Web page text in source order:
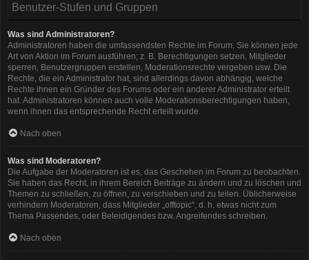
Benutzer-Stufen und Gruppen
Was sind Administratoren?
Administratoren haben die umfassendsten Rechte im Forum. Sie können jede
Art von Aktion im Forum ausführen; z. B. Berechtigungen setzen, Mitglieder
sperren, Benutzergruppen erstellen, Moderationsrechte vergeben usw. Die
Rechte, die ein Administrator hat, sind allerdings davon abhängig, welche
Rechte ihnen ein Gründer des Forums oder ein anderer Administrator erteilt
hat. Administratoren können auch volle Moderationsberechtigungen haben,
wenn ihnen das entsprechende Recht erteilt wurde.
Nach oben
Was sind Moderatoren?
Die Aufgabe der Moderatoren ist es, das Geschehen im Forum zu beobachten.
Sie haben das Recht, in ihrem Bereich Beiträge zu ändern und zu löschen und
Themen zu schließen, zu öffnen, zu verschieben und zu teilen. Üblicherweise
verhindern Moderatoren, dass Mitglieder „offtopic“, d. h. etwas nicht zum
Thema Passendes, oder Beleidigendes bzw. Angreifendes schreiben.
Nach oben